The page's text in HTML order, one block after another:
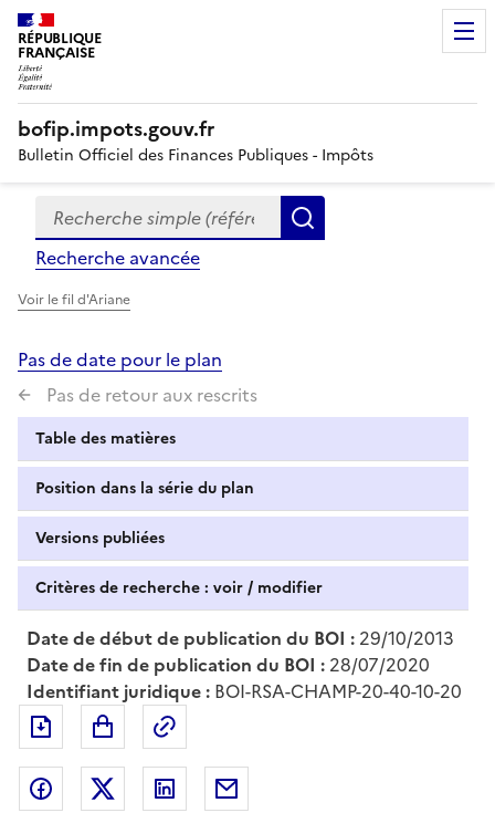
RÉPUBLIQUE
FRANÇAISE
bofip.impots.gouv.fr
Bulletin Officiel des Finances Publiques - Impôts
Formulaire
de
recherche
Recherche simple (références, mots clés, partie du
Recherche avancée
Voir le fil d'Ariane
Pas de date pour le plan
Pas de retour aux rescrits
Table des matières
Position dans la série du plan
Versions publiées
Critères de recherche : voir / modifier
Date de début de publication du BOI : 29/10/2013
Date de fin de publication du BOI : 28/07/2020
Identifiant juridique : BOI-RSA-CHAMP-20-40-10-20
Exporter le document au format pdf
Partager sur Facebook
Partager sur Twitter
Partager sur LinkedIn